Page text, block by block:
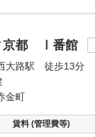
京都 Ⅰ番館
大路駅 徒歩13分
金町
賃料 (管理費等)